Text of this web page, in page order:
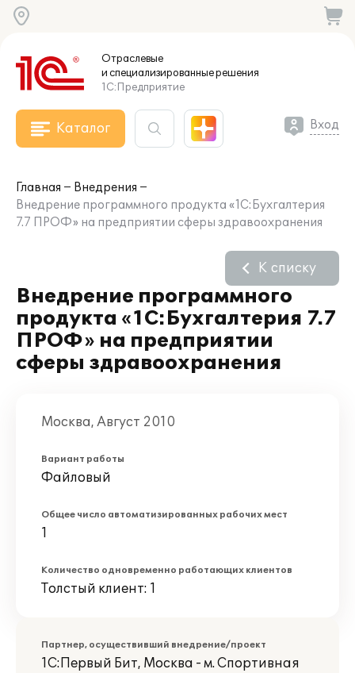
Отраслевые
и специализированныерешения
1С:Предприятие
Каталог Вход
Главная
Внедрения
Внедрение программного продукта «1С:Бухгалтерия
7.7 ПРОФ» на предприятии сферы здравоохранения
Внедрение программного
продукта «1С:Бухгалтерия 7.7
ПРОФ» на предприятии
сферы здравоохранения
К списку
Москва, Август 2010
Вариант работы
Файловый
Общее число автоматизированных рабочих мест
1
Количество одновременно работающих клиентов
Толстый клиент: 1
Партнер, осуществивший внедрение/проект
1С:Первый Бит, Москва - м. Спортивная